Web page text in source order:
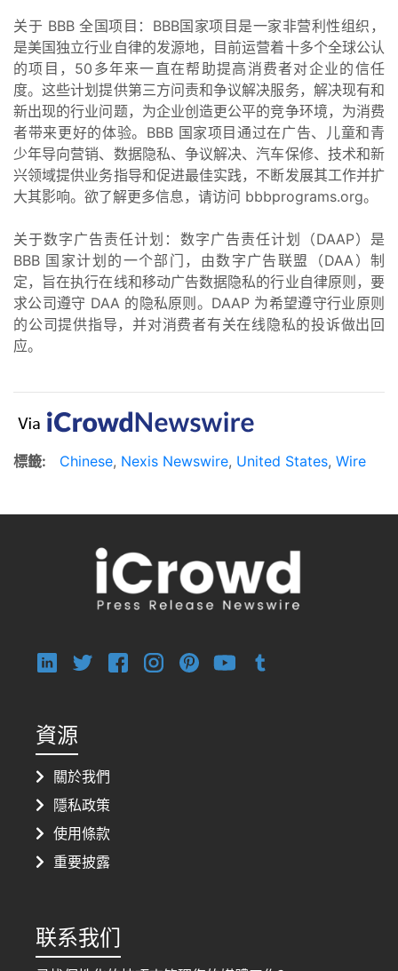
关于 BBB 全国项目：BBB国家项目是一家非营利性组织，
是美国独立行业自律的发源地，目前运营着十多个全球公认
的项目，50多年来一直在帮助提高消费者对企业的信任
度。这些计划提供第三方问责和争议解决服务，解决现有和
新出现的行业问题，为企业创造更公平的竞争环境，为消费
者带来更好的体验。BBB 国家项目通过在广告、儿童和青
少年导向营销、数据隐私、争议解决、汽车保修、技术和新
兴领域提供业务指导和促进最佳实践，不断发展其工作并扩
大其影响。欲了解更多信息，请访问 bbbprograms.org。
关于数字广告责任计划：数字广告责任计划（DAAP）是
BBB 国家计划的一个部门，由数字广告联盟（DAA）制
定，旨在执行在线和移动广告数据隐私的行业自律原则，要
求公司遵守 DAA 的隐私原则。DAAP 为希望遵守行业原则
的公司提供指导，并对消费者有关在线隐私的投诉做出回
应。
標籤: Chinese, Nexis Newswire, United States, Wire
資源
關於我們
隱私政策
使用條款
重要披露
联系我们